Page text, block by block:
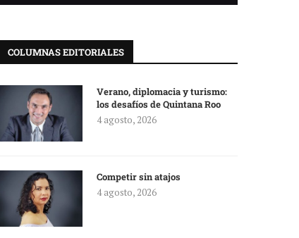
COLUMNAS EDITORIALES
Verano, diplomacia y turismo:
los desafíos de Quintana Roo
4 agosto, 2026
Competir sin atajos
4 agosto, 2026